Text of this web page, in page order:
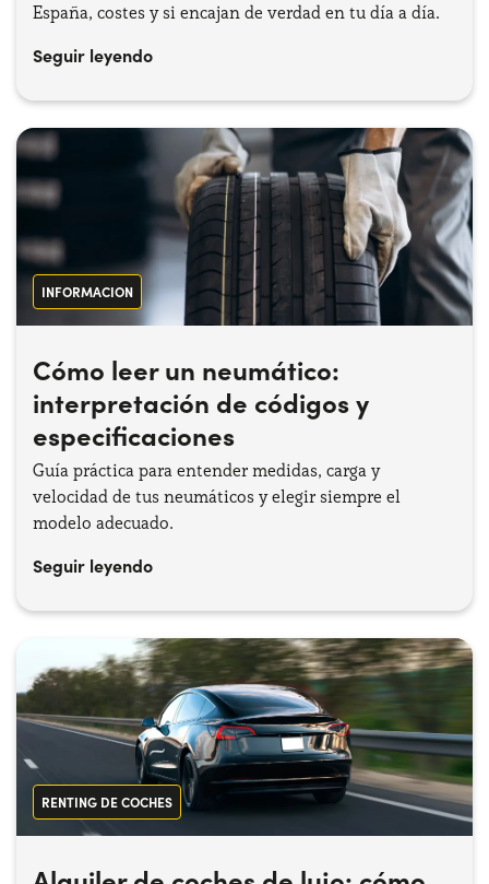
España, costes y si encajan de verdad en tu día a día.
Seguir leyendo
INFORMACION
Cómo leer un neumático:
interpretación de códigos y
especificaciones
Guía práctica para entender medidas, carga y
velocidad de tus neumáticos y elegir siempre el
modelo adecuado.
Seguir leyendo
RENTING DE COCHES